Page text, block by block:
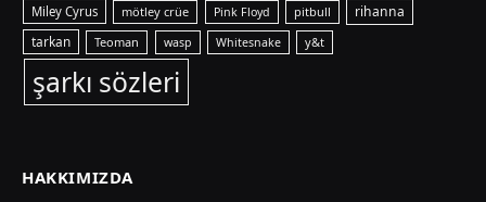
Miley Cyrus
mötley crüe Pink Floyd pitbull rihanna
tarkan Teoman wasp Whitesnake y&t
şarkı sözleri
HAKKIMIZDA